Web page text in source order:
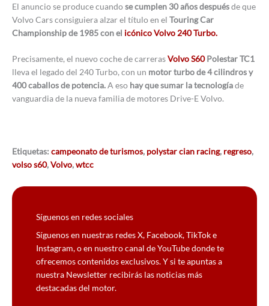
El anuncio se produce cuandose cumplen 30 años despuésde que
Volvo Cars consiguiera alzar el título en el Touring Car
Championship de 1985 con el icónico Volvo 240 Turbo.
Precisamente, el nuevo coche de carrerasVolvo S60Polestar TC1
lleva el legado del 240 Turbo, con un motor turbo de 4 cilindros y
400 caballos de potencia.A eso hay que sumar la tecnologíade
vanguardia de la nueva familia de motores Drive-E Volvo.
Etiquetas: campeonato de turismos, polystar cian racing, regreso,
volso s60,Volvo,wtcc
Síguenos en redes sociales
Síguenos en nuestras redes X, Facebook, TikTok e
Instagram, o en nuestro canal de YouTube donde te
ofrecemos contenidos exclusivos. Y si te apuntas a
nuestra Newsletter recibirás las noticias más
destacadas del motor.